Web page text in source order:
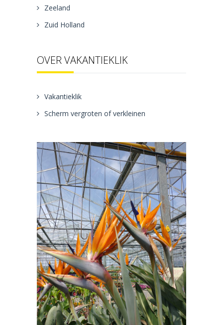
Zeeland
Zuid Holland
OVER VAKANTIEKLIK
Vakantieklik
Scherm vergroten of verkleinen